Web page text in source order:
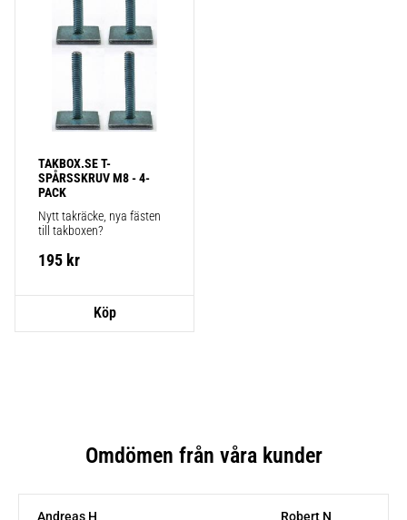
TAKBOX.SE T-
SPÅRSSKRUV M8 - 4-
PACK
Nytt takräcke, nya fästen
till takboxen?
195 kr